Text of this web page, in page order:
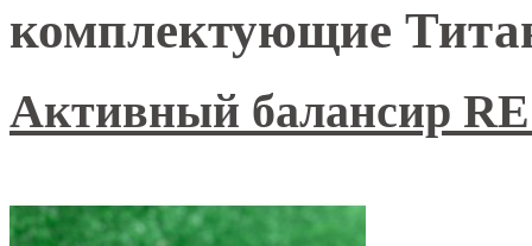
комплектующие
Активный балансир RE